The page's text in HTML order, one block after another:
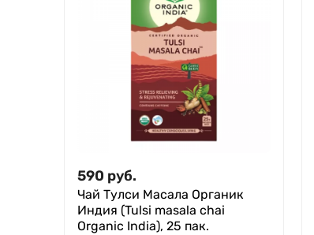
590 руб.
Чай Тулси Масала Органик
Индия (Tulsi masala chai
Organic India), 25 пак.